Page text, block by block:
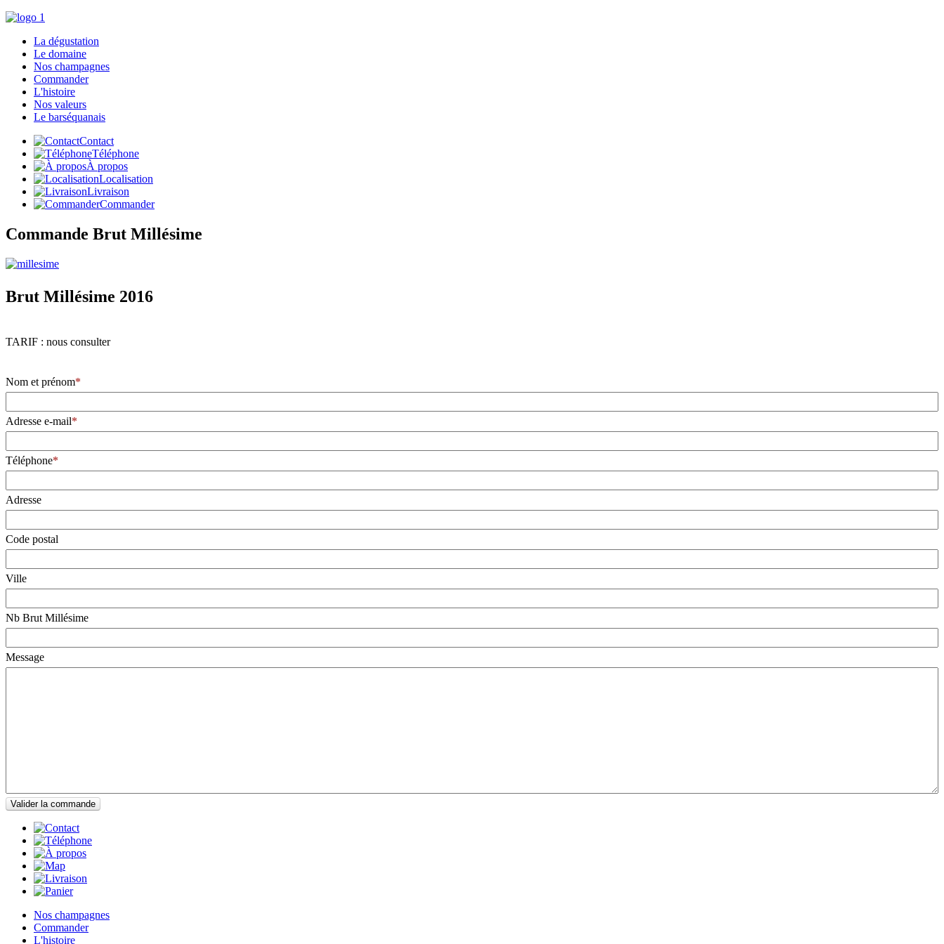
La dégustation
Le domaine
Nos champagnes
Commander
L'histoire
Nos valeurs
Le barséquanais
Contact
Téléphone
À propos
Localisation
Livraison
Commander
Commande Brut Millésime
Brut Millésime 2016
TARIF : nous consulter
Nom et prénom
Adresse e-mail
Téléphone
Adresse
Code postal
Ville
Nb Brut Millésime
Message
Valider la commande
Nos champagnes
Commander
L'histoire